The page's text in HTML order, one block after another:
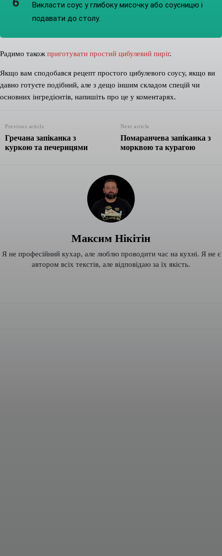
Викласти соус у глибоку мисочку або соусницю і
подавати до столу.
Радимо такожприготувати простий цибулевий пиріг.
Якщо вам сподобався рецепт простого цибулевого соусу, якщо ви
давно готуєте подібний, але з дещо іншим складом спецій чи
основних інгредієнтів, напишіть про це у коментарях.
Previous article
Гречана запіканка з
куркою та печерицями
Next article
Помаранчева запіканка з
морквою та курагою
Максим Нікітін
Я не професійний кухар, але люблю проводити час на кухні. Я не є
автором всіх текстів, але відповідаю за їх якість.